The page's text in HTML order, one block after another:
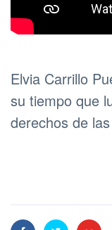
Elvia Carrillo
su tiempo que
derechos de